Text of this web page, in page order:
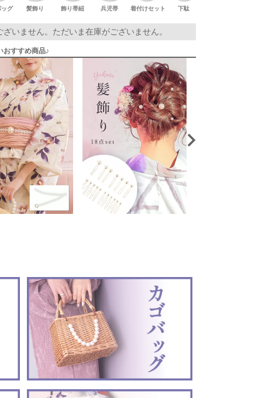
グ 髪飾り 飾り帯紐 兵児帯 着付けセット 下駄
ざいません。ただいま在庫がございません。
おすすめ商品♪